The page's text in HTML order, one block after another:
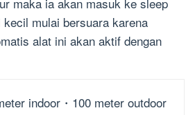
mulai bersuara karena
alat ini akan aktif dengan
indoor・100 meter outdoor